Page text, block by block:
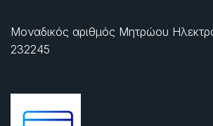
Μοναδικός αριθμός Μητρώου
232245